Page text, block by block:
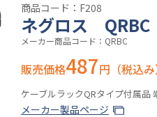
商品コード：F208
ネグロス
メーカー商品コード：QRBC
販売価格487円（税込み
ケーブルラックQRタイプ付属品
メーカー製品ページ